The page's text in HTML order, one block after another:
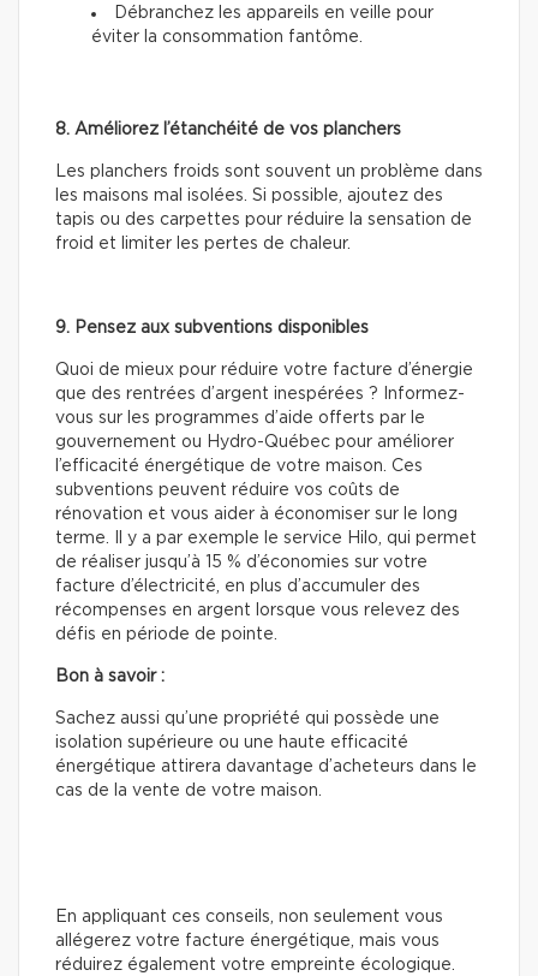
Débranchez les appareils en veille pour
éviter la consommation fantôme.
8. Améliorez l’étanchéité de vos planchers
Les planchers froids sont souvent un problème dans
les maisons mal isolées. Si possible, ajoutez des
tapis ou des carpettes pour réduire la sensation de
froid et limiter les pertes de chaleur.
9. Pensez aux subventions disponibles
Quoi de mieux pour réduire votre facture d’énergie
que des rentrées d’argent inespérées ? Informez-
vous sur les programmes d’aide offerts par le
gouvernement ou Hydro-Québec pour améliorer
l’efficacité énergétique de votre maison. Ces
subventions peuvent réduire vos coûts de
rénovation et vous aider à économiser sur le long
terme. Il y a par exemple le service Hilo, qui permet
de réaliser jusqu’à 15 % d’économies sur votre
facture d’électricité, en plus d’accumuler des
récompenses en argent lorsque vous relevez des
défis en période de pointe.
Bon à savoir :
Sachez aussi qu’une propriété qui possède une
isolation supérieure ou une haute efficacité
énergétique attirera davantage d’acheteurs dans le
cas de la vente de votre maison.
En appliquant ces conseils, non seulement vous
allégerez votre facture énergétique, mais vous
réduirez également votre empreinte écologique.